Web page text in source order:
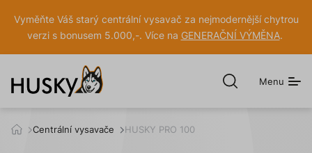
Vyměňte Váš starý centrální vysavač za nejmodernější chytrou
verzi s bonusem 5.000,-. Více na GENERAČNÍ VÝMĚNA.
OtevřítMenu
h
Centrální vysavače HUSKY PRO 100